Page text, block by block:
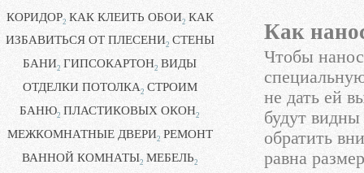
КОРИДОР2 КАК КЛЕИТЬ ОБОИ2 КАК
ИЗБАВИТЬСЯ ОТ ПЛЕСЕНИ2 СТЕНЫ
БАНИ2 ГИПСОКАРТОН2 ВИДЫ
ОТДЕЛКИ ПОТОЛКА2 СТРОИМ
БАНЮ2 ПЛАСТИКОВЫХ ОКОН2
МЕЖКОМНАТНЫЕ ДВЕРИ2 РЕМОНТ
ВАННОЙ КОМНАТЫ2 МЕБЕЛЬ2
Как
Чтобы
не дать ей
будут
обратить
равна